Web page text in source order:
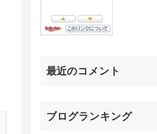
最近のコメント
ブログランキング